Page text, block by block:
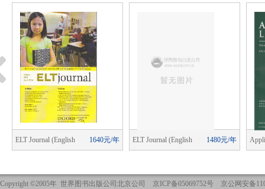
1640元/年
ELT Journal (English 1480元/年
ELT Journal (English
Copyright ©2005年 世界图书出版公司北京公司 京ICP备05069752号 京公网安备